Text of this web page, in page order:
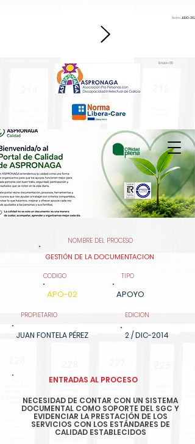
Edición: 05
Fecha:JULIO-2026
NOMBRE DEL PROCESO
GESTIÓN DE LA DOCUMENTACION
CODIGO
APO-02
PROPIETARIO
JUAN FONTELA PÉREZ
TIPO
APOYO
EDICION
2 / DIC-2014
ENTRADAS AL PROCESO
NECESIDAD DE CONTAR CON UN SISTEMA
DOCUMENTAL COMO SOPORTE DEL SGC Y
EVIDENCIAR LA PRESTACIÓN DE LOS
SERVICIOS CON LOS ESTÁNDARES DE
CALIDAD ESTABLECIDOS